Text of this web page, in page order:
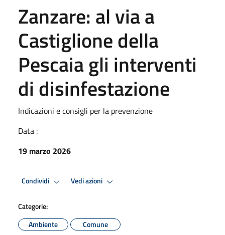
Zanzare: al via a
Castiglione della
Pescaia gli interventi
di disinfestazione
Indicazioni e consigli per la prevenzione
Data :
19 marzo 2026
Condividi Vedi azioni
Categorie:
Ambiente
Comune